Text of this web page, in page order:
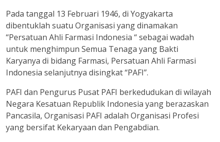
Pada tanggal 13 Februari 1946, di Yogyakarta
dibentuklah suatu Organisasi yang dinamakan
“Persatuan Ahli Farmasi Indonesia “ sebagai wadah
untuk menghimpun Semua Tenaga yang Bakti
Karyanya di bidang Farmasi, Persatuan Ahli Farmasi
Indonesia selanjutnya disingkat “PAFI”.
PAFI dan Pengurus Pusat PAFI berkedudukan di wilayah
Negara Kesatuan Republik Indonesia yang berazaskan
Pancasila, Organisasi PAFI adalah Organisasi Profesi
yang bersifat Kekaryaan dan Pengabdian.